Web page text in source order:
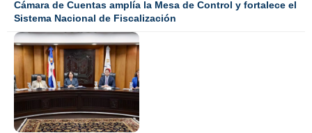
Cámara de Cuentas amplía la Mesa de Control y fortalece el
Sistema Nacional de Fiscalización